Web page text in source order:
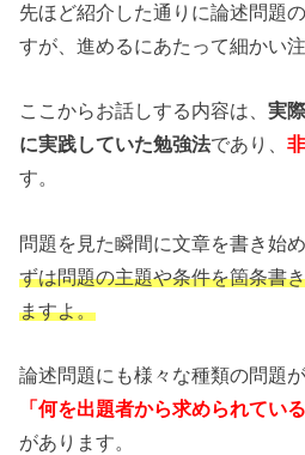
先ほど紹介した通りに論述問題
すが、進めるにあたって細かい
ここからお話しする内容は、実
に実践していた勉強法であり、
す。
問題を見た瞬間に文章を書き始
ずは問題の主題や条件を箇条書
ますよ。
論述問題にも様々な種類の問題
「何を出題者から求められてい
があります。